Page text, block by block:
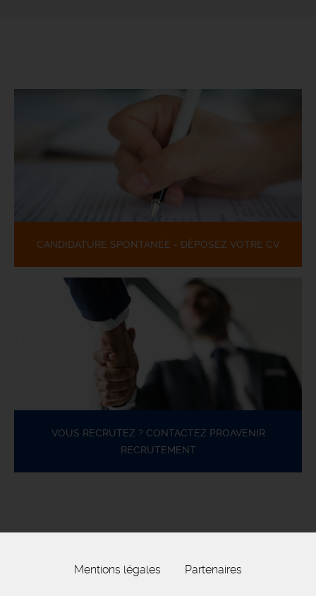
CANDIDATURE SPONTANÉE - DÉPOSEZ VOTRE CV
VOUS RECRUTEZ ? CONTACTEZ PROAVENIR
RECRUTEMENT
Mentions légales Partenaires